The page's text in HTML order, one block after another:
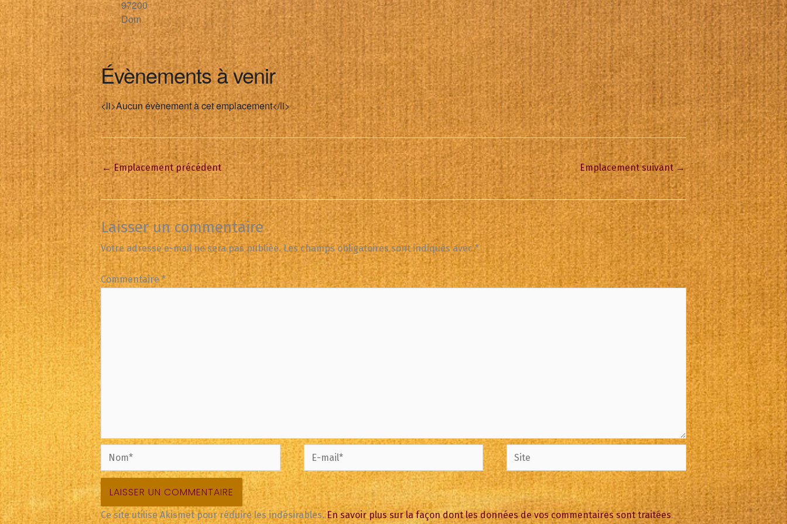
97200
Dom
Évènements à venir
<li>Aucun évènement à cet emplacement</li>
←Emplacement précédent Emplacement suivant→
Laisser un commentaire
Votre adresse e-mail ne sera pas publiée. Les champs obligatoires sont indiqués avec*
Commentaire*
Nom*
E-
mail*
Site
Ce site utilise Akismet pour réduire les indésirables.En savoir plus sur la façon dont les données de vos commentaires sont traitées.